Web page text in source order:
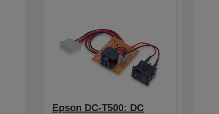
Epson DC-T500: DC